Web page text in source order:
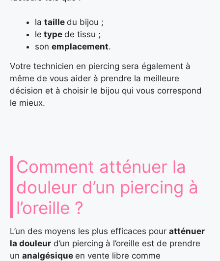
la taille du bijou ;
le type de tissu ;
son emplacement.
Votre technicien en piercing sera également à
même de vous aider à prendre la meilleure
décision et à choisir le bijou qui vous correspond
le mieux.
Comment atténuer la
douleur d’un piercing à
l’oreille ?
L’un des moyens les plus efficaces pour atténuer
la douleur d’un piercing à l’oreille est de prendre
un analgésique en vente libre comme